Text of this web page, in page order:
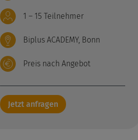
1 – 15 Teilnehmer
Biplus ACADEMY, Bonn
Preis nach Angebot
Jetzt anfragen